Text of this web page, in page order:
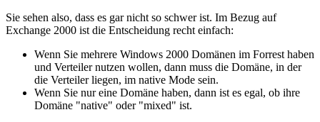
Sie sehen also, dass es gar nicht so schwer ist. Im Bezug auf
Exchange 2000 ist die Entscheidung recht einfach:
Wenn Sie mehrere Windows 2000 Domänen im Forrest haben
und Verteiler nutzen wollen, dann muss die Domäne, in der
die Verteiler liegen, im native Mode sein.
Wenn Sie nur eine Domäne haben, dann ist es egal, ob ihre
Domäne "native" oder "mixed" ist.